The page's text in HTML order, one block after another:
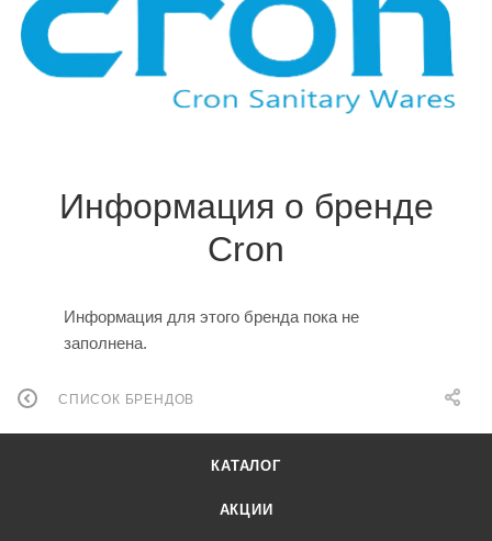
Информация о бренде
Cron
Информация для этого бренда пока не
заполнена.
СПИСОК БРЕНДОВ
КАТАЛОГ
АКЦИИ